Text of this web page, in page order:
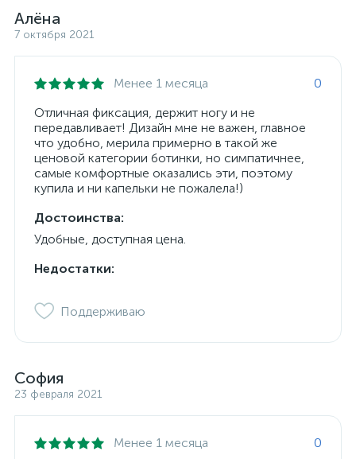
Алёна
7 октября 2021
Менее 1 месяца
0
Отличная фиксация, держит ногу и не
передавливает! Дизайн мне не важен, главное
что удобно, мерила примерно в такой же
ценовой категории ботинки, но симпатичнее,
самые комфортные оказались эти, поэтому
купила и ни капельки не пожалела!)
Достоинства:
Удобные, доступная цена.
Недостатки:
Поддерживаю
София
23 февраля 2021
Менее 1 месяца
0